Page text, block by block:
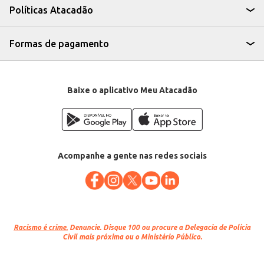
Recomendamos o descongelamento adequado antes do preparo.
O Carré Curto de Cordeiro Swift congelado oferece praticidade e
em peça facilita o manuseio e o controle de porções.
Políticas Atacadão
Formas de pagamento
Baixe o aplicativo Meu Atacadão
Acompanhe a gente nas redes sociais
Racismo é crime. Denuncie. Disque 100 ou procure a Delegacia de Polícia
Civil mais próxima ou o Ministério Público.